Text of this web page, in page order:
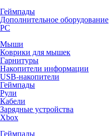
Геймпады
Дополнительное оборудование
PC
Мыши
Коврики для мышек
Гарнитуры
Накопители информации
USB-накопители
Геймпады
Рули
Кабели
Зарядные устройства
Xbox
Геймпады